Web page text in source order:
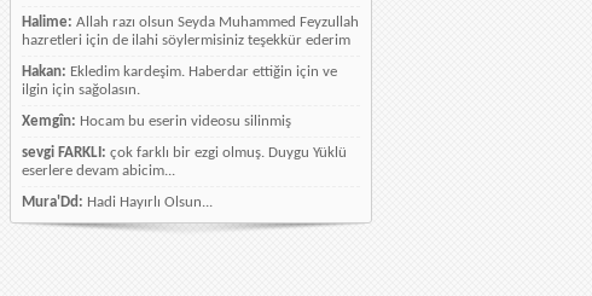
Halime: Allah razı olsun Seyda Muhammed Feyzullah
hazretleri için de ilahi söylermisiniz teşekkür ederim
Hakan: Ekledim kardeşim. Haberdar ettiğin için ve
ilgin için sağolasın.
Xemgîn: Hocam bu eserin videosu silinmiş
sevgi FARKLI: çok farklı bir ezgi olmuş. Duygu Yüklü
eserlere devam abicim...
Mura'Dd: Hadi Hayırlı Olsun...